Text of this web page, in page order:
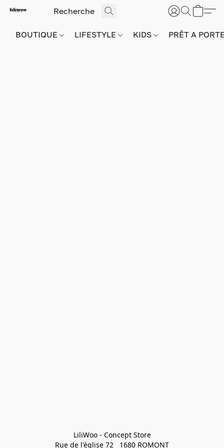
BOUTIQUE LIFESTYLE KIDS PRÊT A
LiliWoo - Concept Store
Rue de l'église 72   1680 ROMONT